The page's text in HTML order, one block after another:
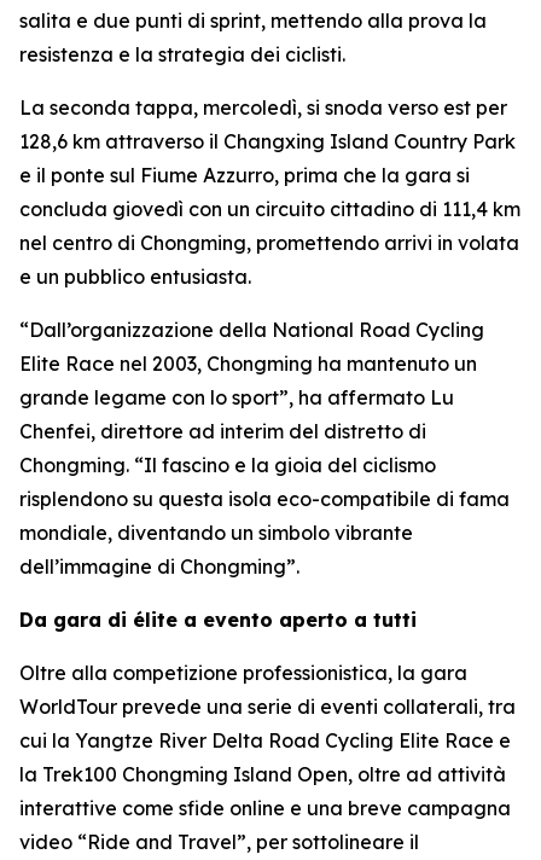
salita e due punti di sprint, mettendo alla prova la
resistenza e la strategia dei ciclisti.
La seconda tappa, mercoledì, si snoda verso est per
128,6 km attraverso il Changxing Island Country Park
e il ponte sul Fiume Azzurro, prima che la gara si
concluda giovedì con un circuito cittadino di 111,4 km
nel centro di Chongming, promettendo arrivi in volata
e un pubblico entusiasta.
“Dall’organizzazione della National Road Cycling
Elite Race nel 2003, Chongming ha mantenuto un
grande legame con lo sport”, ha affermato Lu
Chenfei, direttore ad interim del distretto di
Chongming. “Il fascino e la gioia del ciclismo
risplendono su questa isola eco-compatibile di fama
mondiale, diventando un simbolo vibrante
dell’immagine di Chongming”.
Da gara di élite a evento aperto a tutti
Oltre alla competizione professionistica, la gara
WorldTour prevede una serie di eventi collaterali, tra
cui la Yangtze River Delta Road Cycling Elite Race e
la Trek100 Chongming Island Open, oltre ad attività
interattive come sfide online e una breve campagna
video “Ride and Travel”, per sottolineare il